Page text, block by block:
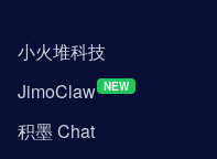
小火堆科技
JimoClaw NEW
积墨 Chat